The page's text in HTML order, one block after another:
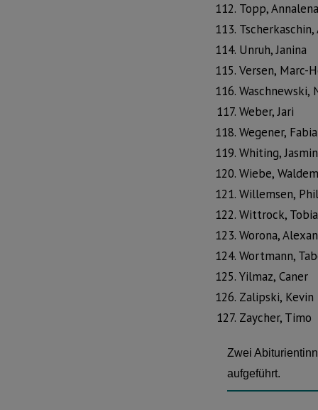
Topp, Annalena
Unruh, Janina
Versen, Marc-
Waschnewski,
Weber, Jari
Wegener,
Whiting, Jasmin
Wiebe,
Willemsen,
Wittrock,
Worona,
Wortmann,
Yilmaz, Caner
Zalipski, Kevin
Zaycher, Timo
Zwei
aufgeführt.